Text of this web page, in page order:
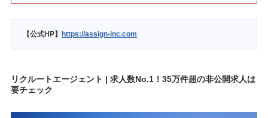
【公式HP】https://assign-inc.com
リクルートエージェント | 求人数No.1！35万件超の非公開求人は
要チェック